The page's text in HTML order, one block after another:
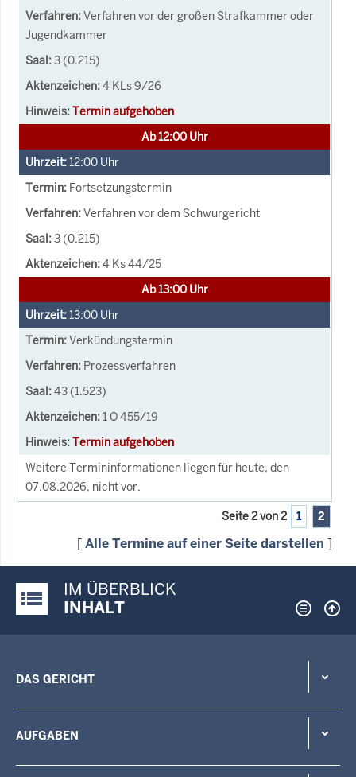
Verfahren vor der großen Strafkammer oder
Jugendkammer
3 (0.215)
4 KLs 9/26
Termin aufgehoben
Ab 12:00 Uhr
12:00 Uhr
Fortsetzungstermin
Verfahren vor dem Schwurgericht
3 (0.215)
4 Ks 44/25
Ab 13:00 Uhr
13:00 Uhr
Verkündungstermin
Prozessverfahren
43 (1.523)
1 O 455/19
Termin aufgehoben
Weitere Termininformationen liegen für heute, den
07.08.2026, nicht vor.
Seite 2 von 2 1 2
[Alle Termine auf einer Seite darstellen ]
Justiz-Portal im Überblick:
IM ÜBERBLICK
INHALT
DAS GERICHT
AUFGABEN